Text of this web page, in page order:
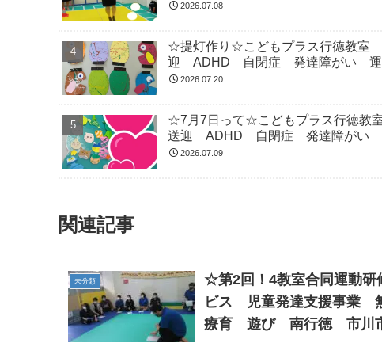
2026.07.08
☆提灯作り☆こどもプラス行徳教室
迎 ADHD 自閉症 発達障がい
2026.07.20
☆7月7日って☆こどもプラス行徳
送迎 ADHD 自閉症 発達障がい
2026.07.09
関連記事
未分類
☆第2回！4教室合同運動
ビス 児童発達支援事業
療育 遊び 南行徳 市川